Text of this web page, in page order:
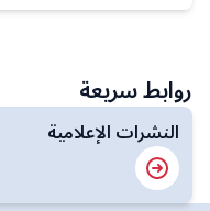
روابط سريعة
النشرات الإعلامية